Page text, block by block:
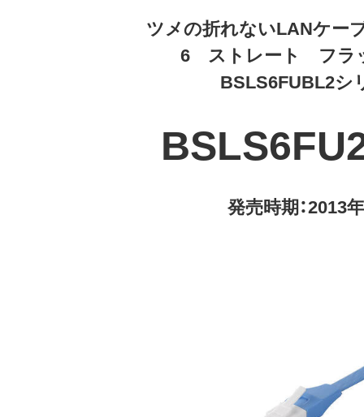
ツメの折れないLANケー
6 ストレート フラ
BSLS6FUBL2シ
発売時期：2013